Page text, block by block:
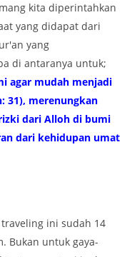
kita diperintahkan
yang didapat dari
yang
di antaranya untuk;
agar mudah menjadi
31), merenungkan
dari Alloh di bumi
dari kehidupan umat
ini sudah 14
Bukan untuk gaya-